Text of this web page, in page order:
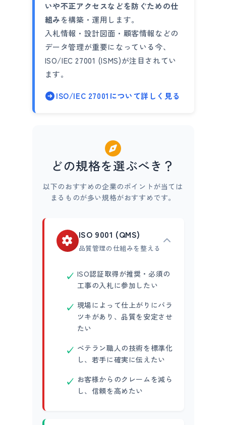
いや不正アクセスなどを防ぐための仕
組みを構築・運用します。
入札情報・設計図面・顧客情報などの
データ管理が重要になっている今、
ISO/IEC 27001 (ISMS)が注目されてい
ます。
ISO/IEC 27001について詳しく見る
どの規格を選ぶべき？
以下のおすすめの企業のポイントが当ては
まるものが多い規格がおすすめです。
ISO 9001 (QMS)
品質管理の仕組みを整える
ISO認証取得が推奨・必須の
工事の入札に参加したい
現場によって仕上がりにバラ
ツキがあり、品質を安定させ
たい
ベテラン職人の技術を標準化
し、若手に確実に伝えたい
お客様からのクレームを減ら
し、信頼を高めたい